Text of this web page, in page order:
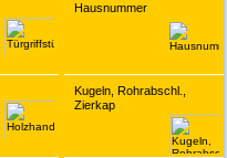
Hausnummer
Kugeln, Rohrabschl.,
Zierkap